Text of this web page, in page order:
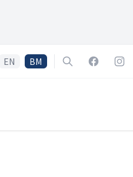
EN BM SearchFacebook